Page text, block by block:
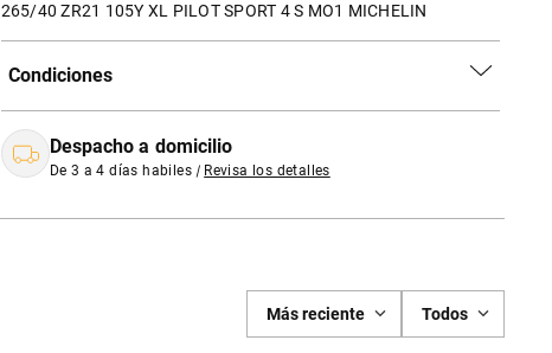
265/40 ZR21 105Y XL PILOT SPORT 4 S MO1 MICHELIN
Condiciones
Despacho a domicilio
De 3 a 4 días habiles | Revisa los detalles
Más reciente Todos